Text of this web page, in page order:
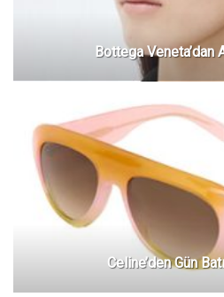
Bottega Veneta’dan
Celine’den Gün